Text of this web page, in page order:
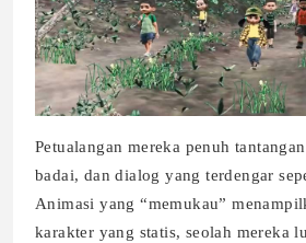
Petualangan mereka penuh
badai, dan dialog yang terdengar
Animasi yang “memukau”
karakter yang statis, seolah mereka